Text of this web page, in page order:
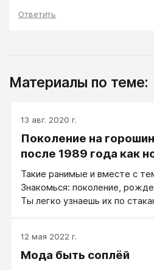
Ответить
Материалы по теме:
13 авг. 2020 г.
Поколение на
после 1989 года как
Такие ранимые и вместе с
Знакомься: поколение,
Ты легко узнаешь их по
12 мая 2022 г.
Мода быть соплёй